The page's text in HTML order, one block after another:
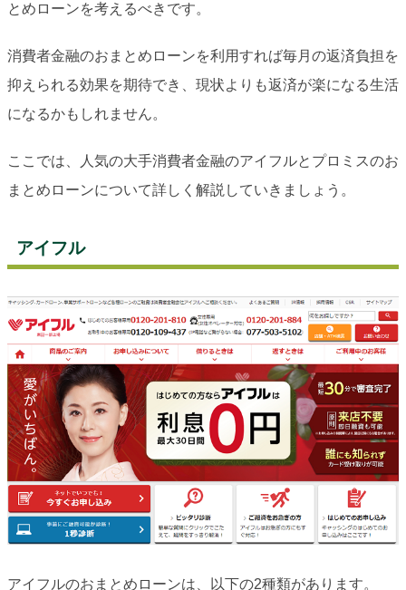
とめローンを考えるべきです。
消費者金融のおまとめローンを利用すれば毎月の返済負担を
抑えられる効果を期待でき、現状よりも返済が楽になる生活
になるかもしれません。
ここでは、人気の大手消費者金融のアイフルとプロミスのお
まとめローンについて詳しく解説していきましょう。
アイフル
アイフルのおまとめローンは、以下の2種類があります。